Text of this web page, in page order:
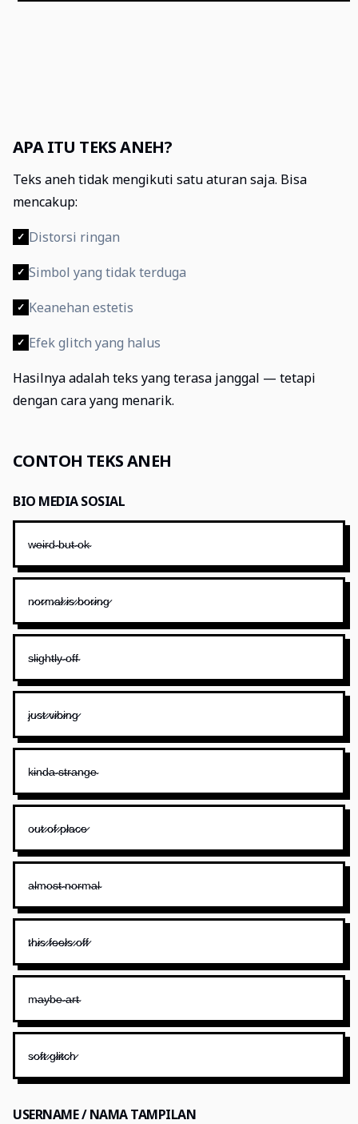
APA ITU TEKS ANEH?
Teks aneh tidak mengikuti satu aturan saja. Bisa
mencakup:
✓ Distorsi ringan
✓ Simbol yang tidak terduga
✓ Keanehan estetis
✓ Efek glitch yang halus
Hasilnya adalah teks yang terasa janggal — tetapi
dengan cara yang menarik.
CONTOH TEKS ANEH
BIO MEDIA SOSIAL
w̴e̴i̴r̴d̴ ̴b̴u̴t̴ ̴o̴k̴
n̷o̷r̷m̷a̷l̷ ̷i̷s̷ ̷b̷o̷r̷i̷n̷g̷
s̴l̴i̴g̴h̴t̴l̴y̴ ̴o̴f̴f̴
j̷u̷s̷t̷ ̷v̷i̷b̷i̷n̷g̷
k̴i̴n̴d̴a̴ ̴s̴t̴r̴a̴n̴g̴e̴
o̷u̷t̷ ̷o̷f̷ ̷p̷l̷a̷c̷e̷
a̴l̴m̴o̴s̴t̴ ̴n̴o̴r̴m̴a̴l̴
t̷h̷i̷s̷ ̷f̷e̷e̷l̷s̷ ̷o̷f̷f̷
m̴a̴y̴b̴e̴ ̴a̴r̴t̴
s̷o̷f̷t̷ ̷g̷l̷i̷t̷c̷h̷
USERNAME / NAMA TAMPILAN